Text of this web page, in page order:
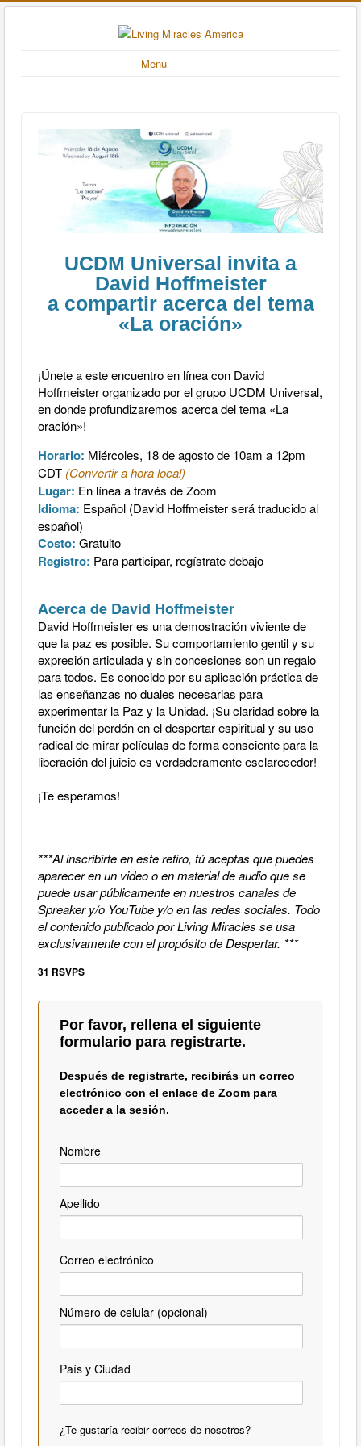
Menu
UCDM Universal invita a
David Hoffmeister
a compartir acerca del tema
«La oración»
¡Únete a este encuentro en línea con David
Hoffmeister organizado por el grupo UCDM Universal,
en donde profundizaremos acerca del tema «La
oración»!
Horario: Miércoles, 18 de agostode 10am a 12pm
CDT (Convertir a hora local)
Lugar: En línea a través de Zoom
Idioma: Español (David Hoffmeister será traducido al
español)
Costo: Gratuito
Registro: Para participar, regístrate debajo
Acerca de David Hoffmeister
David Hoffmeister es una demostración viviente de
que la paz es posible. Su comportamiento gentil y su
expresión articulada y sin concesiones son un regalo
para todos. Es conocido por su aplicación práctica de
las enseñanzas no duales necesarias para
experimentar la Paz y la Unidad. ¡Su claridad sobre la
función del perdón en el despertar espiritual y su uso
radical de mirar películas de forma consciente para la
liberación del juicio es verdaderamente esclarecedor!
¡Te esperamos!
***Al inscribirte en este retiro, tú aceptas que puedes
aparecer en un video o en material de audio que se
puede usar públicamente en nuestros canales de
Spreaker y/o YouTube y/o en las redes sociales. Todo
el contenido publicado por Living Miracles se usa
exclusivamente con el propósito de Despertar. ***
31 RSVPS
Por favor, rellena el siguiente
formulario para registrarte.
Después de registrarte, recibirás un correo
electrónico con el enlace de Zoom para
acceder a la sesión.
Nombre
Apellido
Correo electrónico
Número de celular (opcional)
País y Ciudad
¿Te gustaría recibir correos de nosotros?